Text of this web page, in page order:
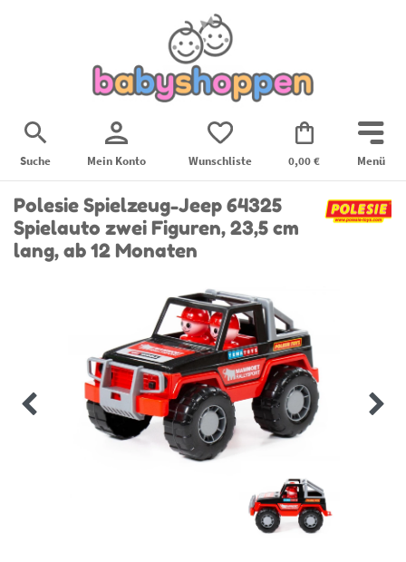
Suche Mein Konto Wunschliste 0,00 € Menü
Polesie Spielzeug-Jeep 64325
Spielauto zwei Figuren, 23,5 cm
lang, ab 12 Monaten